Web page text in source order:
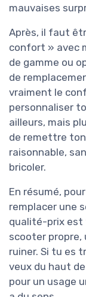
mauvaises
Après, il faut
confort » avec
de gamme ou
de
vraiment le
personnaliser
ailleurs, mais
de remettre
raisonnable,
bricoler.
En résumé,
remplacer une
qualité-prix est
scooter propre,
ruiner. Si tu es
veux du haut
pour un usage